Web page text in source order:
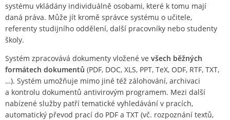
systému vkládány individuálně osobami, které k tomu mají
daná práva. Může jít kromě správce systému o učitele,
referenty studijního oddělení, další pracovníky nebo studenty
školy.
Systém zpracovává dokumenty vložené ve všech běžných
formátech dokumentů (PDF, DOC, XLS, PPT, TeX, ODF, RTF, TXT,
…). Systém umožňuje mimo jiné též zálohování, archivaci
a kontrolu dokumentů antivirovým programem. Mezi další
nabízené služby patří tematické vyhledávání v pracích,
automatický převod prací do PDF a TXT (vč. rozpoznání textů,